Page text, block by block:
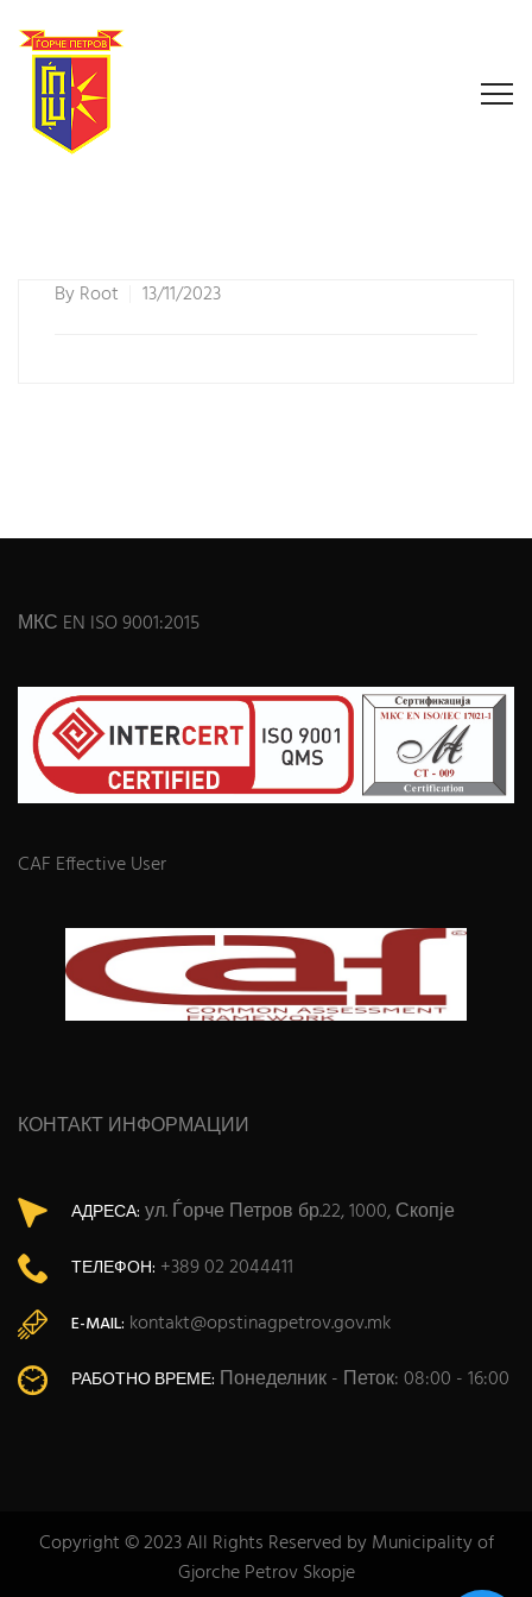
ByRoot 13/11/2023
МКС EN ISO 9001:2015
CAF Effective User
КОНТАКТ ИНФОРМАЦИИ
АДРЕСА: ул. Ѓорче Петров бр.22, 1000, Скопје
ТЕЛЕФОН: +389 02 2044411
E-MAIL: kontakt@opstinagpetrov.gov.mk
РАБОТНО ВРЕМЕ: Понеделник - Петок: 08:00 - 16:00
Copyright © 2023 All Rights Reserved by Municipality of
Gjorche Petrov Skopje